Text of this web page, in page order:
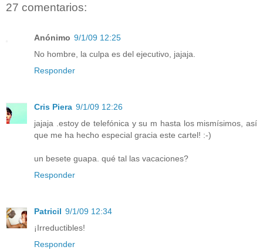
27 comentarios:
Anónimo 9/1/09 12:25
No hombre, la culpa es del ejecutivo, jajaja.
Responder
Cris Piera 9/1/09 12:26
jajaja .estoy de telefónica y su m hasta los mismísimos, así
que me ha hecho especial gracia este cartel! :-)
un besete guapa. qué tal las vacaciones?
Responder
Patricil 9/1/09 12:34
¡Irreductibles!
Responder